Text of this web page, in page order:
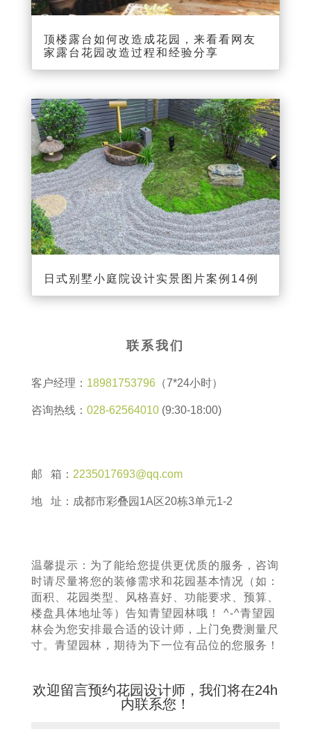
顶楼露台如何改造成花园，来看看网友
家露台花园改造过程和经验分享
日式别墅小庭院设计实景图片案例14例
联系我们
客户经理： 18981753796（7*24小时）
咨询热线： 028-62564010(9:30-18:00)
邮 箱： 2235017693@qq.com
地 址：成都市彩叠园1A区20栋3单元1-2
温馨提示：为了能给您提供更优质的服务，咨询
时请尽量将您的装修需求和花园基本情况（如：
面积、花园类型、风格喜好、功能要求、预算、
楼盘具体地址等）告知青望园林哦！ ^-^青望园
林会为您安排最合适的设计师，上门免费测量尺
寸。青望园林，期待为下一位有品位的您服务！
欢迎留言预约花园设计师，我们将在24h
内联系您！